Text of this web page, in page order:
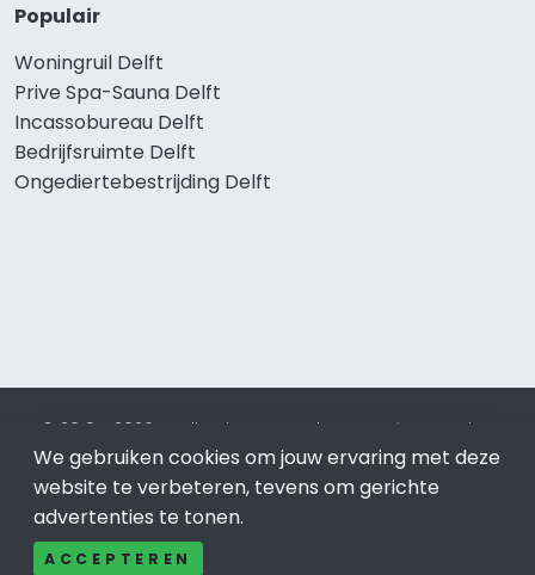
Populair
Woningruil Delft
Prive Spa-Sauna Delft
Incassobureau Delft
Bedrijfsruimte Delft
Ongediertebestrijding Delft
© 2019 - 2026 Realisatie en SEO door SEO-bureau
Lion
Internet. Betaal alleen voor bewezen resultaten?SEO
optimalisatie No Cure No Pay.Delft is onderdeel van Lion
Internet.
We gebruiken cookies om jouw ervaring met deze
website te verbeteren, tevens om gerichte
advertenties te tonen.
ACCEPTEREN